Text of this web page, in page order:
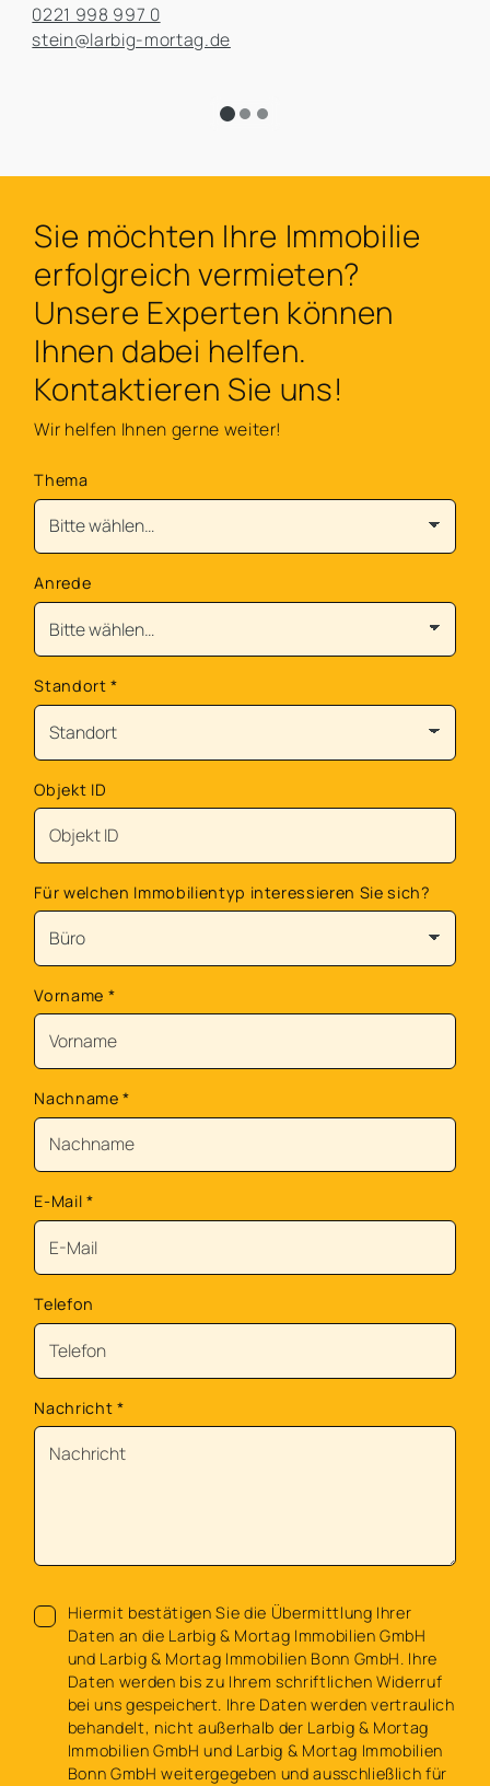
0221 998 997 0
stein@larbig-mortag.de
Sie möchten Ihre Immobilie
erfolgreich vermieten?
Unsere Experten können
Ihnen dabei helfen.
Kontaktieren Sie uns!
Wir helfen Ihnen gerne weiter!
Thema
Anrede
Standort*
Objekt ID
Für welchen Immobilientyp interessieren Sie sich?
Vorname *
Nachname*
E-Mail *
Telefon
Nachricht *
Hiermit bestätigen Sie die Übermittlung Ihrer
Daten an die Larbig & Mortag Immobilien GmbH
und Larbig & Mortag Immobilien Bonn GmbH. Ihre
Daten werden bis zu Ihrem schriftlichen Widerruf
bei uns gespeichert. Ihre Daten werden vertraulich
behandelt, nicht außerhalb der Larbig & Mortag
Immobilien GmbH und Larbig & Mortag Immobilien
Bonn GmbH weitergegeben und ausschließlich für